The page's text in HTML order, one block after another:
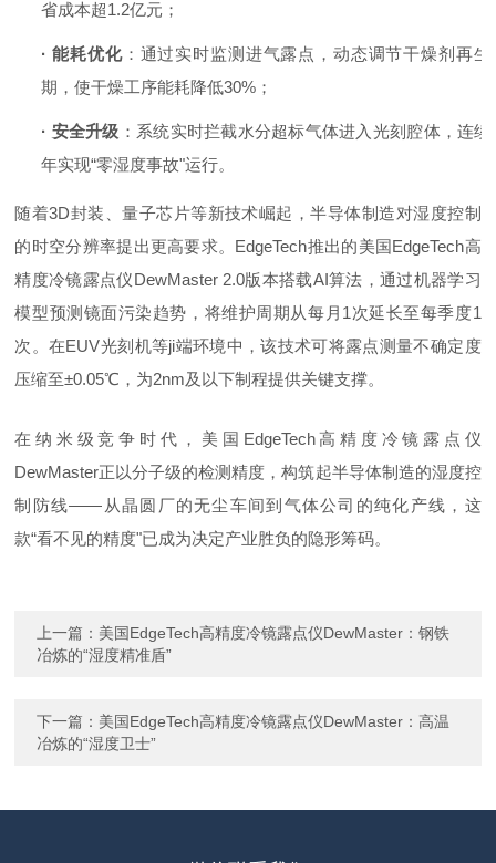
省成本超1.2亿元；
·能耗优化：通过实时监测进气露点，动态调节干燥剂再生
期，使干燥工序能耗降低30%；
· 安全升级 ：系统实时拦截水分超标气体进入光刻腔体，连续
年实现“零湿度事故"运行。
随着3D封装、量子芯片等新技术崛起，半导体制造对湿度控制
的时空分辨率提出更高要求。EdgeTech推出的美国EdgeTech高
精度冷镜露点仪DewMaster2.0版本搭载AI算法，通过机器学习
模型预测镜面污染趋势，将维护周期从每月1次延长至每季度1
次。在EUV光刻机等ji端环境中，该技术可将露点测量不确定度
压缩至±0.05℃，为2nm及以下制程提供关键支撑。
在纳米级竞争时代， 美国 EdgeTech高精度冷镜露点仪
DewMaster正以分子级的检测精度，构筑起半导体制造的湿度控
制防线——从晶圆厂的无尘车间到气体公司的纯化产线，这
款“看不见的精度"已成为决定产业胜负的隐形筹码。
上一篇： 美国EdgeTech高精度冷镜露点仪DewMaster：钢铁
冶炼的“湿度精准盾”
下一篇： 美国EdgeTech高精度冷镜露点仪DewMaster：高温
冶炼的“湿度卫士”